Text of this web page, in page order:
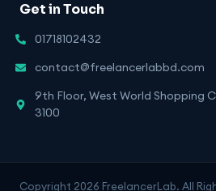
Get in Touch
01718102432
contact@freelancerlabbd.com
9th Floor, West World Shopping
3100
Copyright 2026 FreelancerLab. All